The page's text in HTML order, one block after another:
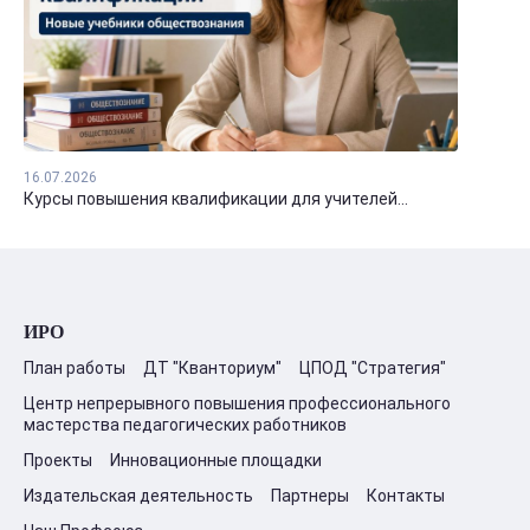
16.07.2026
Курсы повышения квалификации для учителей...
ИРО
План работы ДТ "Кванториум"
ЦПОД "Стратегия"
Центр непрерывного повышения профессионального
мастерства педагогических работников
Проекты
Инновационные площадки
Издательская деятельность
Партнеры
Контакты